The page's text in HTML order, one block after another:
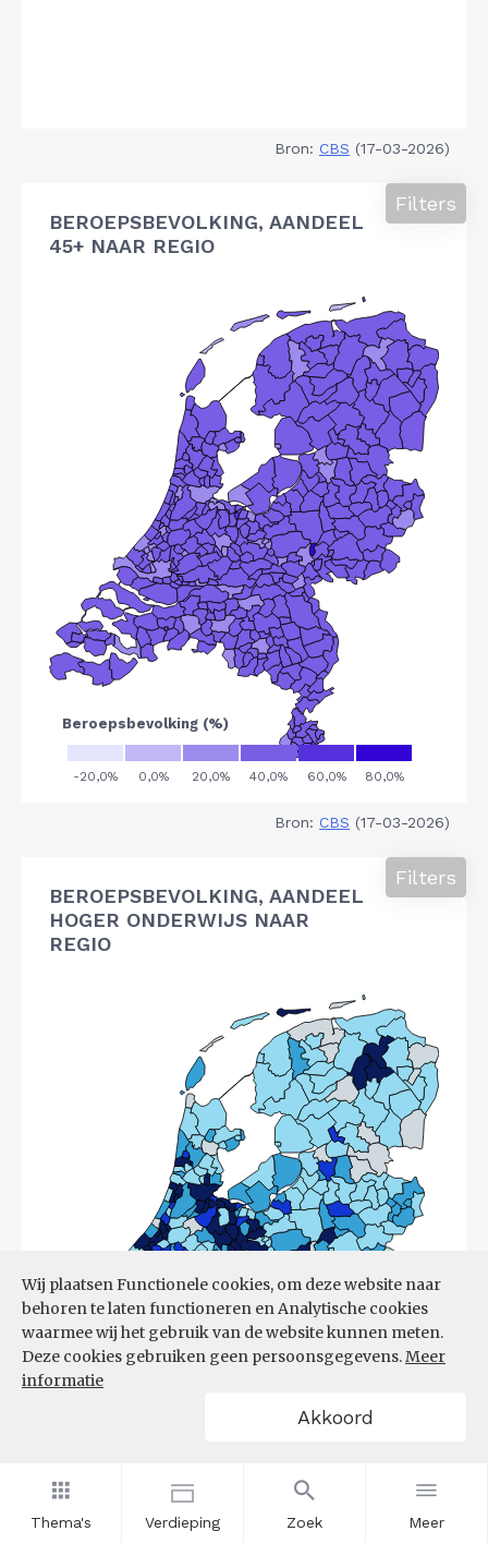
Thema's Verdieping Zoek Meer
Wij plaatsen Functionele cookies, om deze website naar
behoren te laten functioneren en Analytische cookies
waarmee wij het gebruik van de website kunnen meten.
Deze cookies gebruiken geen persoonsgegevens.Meer
informatie
Akkoord
Bron: CBS (17-03-2026)
BEROEPSBEVOLKING, AANDEEL
45+ NAAR REGIO
Filters
Bron: CBS (17-03-2026)
BEROEPSBEVOLKING, AANDEEL
HOGER ONDERWIJS NAAR
REGIO
Filters
Bron:CBS (17-03-2026)